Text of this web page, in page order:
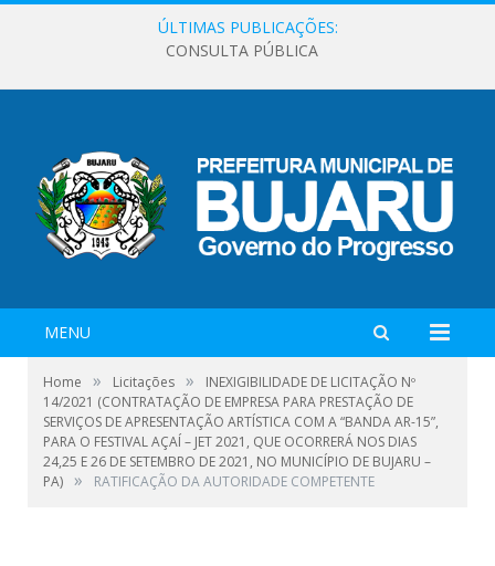
ÚLTIMAS PUBLICAÇÕES:
CONSULTA PÚBLICA
MENU
Home » Licitações »
INEXIGIBILIDADE DE LICITAÇÃO Nº
14/2021 (CONTRATAÇÃO DE EMPRESA PARA PRESTAÇÃO DE
SERVIÇOS DE APRESENTAÇÃO ARTÍSTICA COM A “BANDA AR-15”,
PARA O FESTIVAL AÇAÍ – JET 2021, QUE OCORRERÁ NOS DIAS
24,25 E 26 DE SETEMBRO DE 2021, NO MUNICÍPIO DE BUJARU –
PA) » RATIFICAÇÃO DA AUTORIDADE COMPETENTE